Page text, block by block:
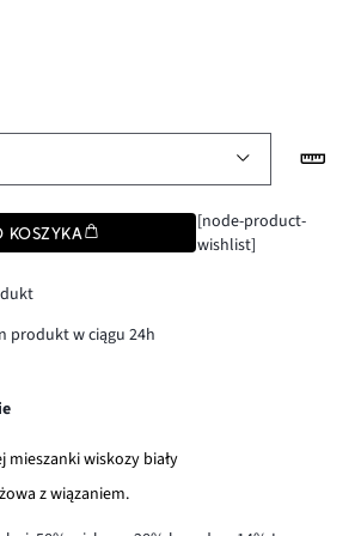
KOSZYKA
[node-product-
wishlist]
produkt w ciągu 24h
mieszanki wiskozy biały
z wiązaniem.